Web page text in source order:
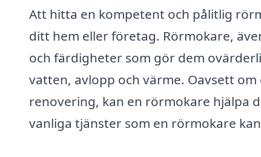
Att hitta en kompetent och pålitlig
ditt hem eller företag. Rörmokare,
och färdigheter som gör dem
vatten, avlopp och värme. Oavsett
renovering, kan en rörmokare hjälpa
vanliga tjänster som en rörmokare